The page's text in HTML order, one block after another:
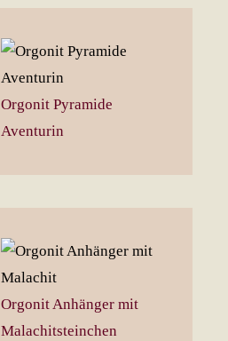
Orgonit Pyramide
Aventurin
Orgonit Anhänger mit
Malachitsteinchen